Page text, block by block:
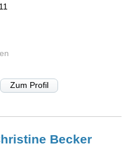
Zum Profil
Becker